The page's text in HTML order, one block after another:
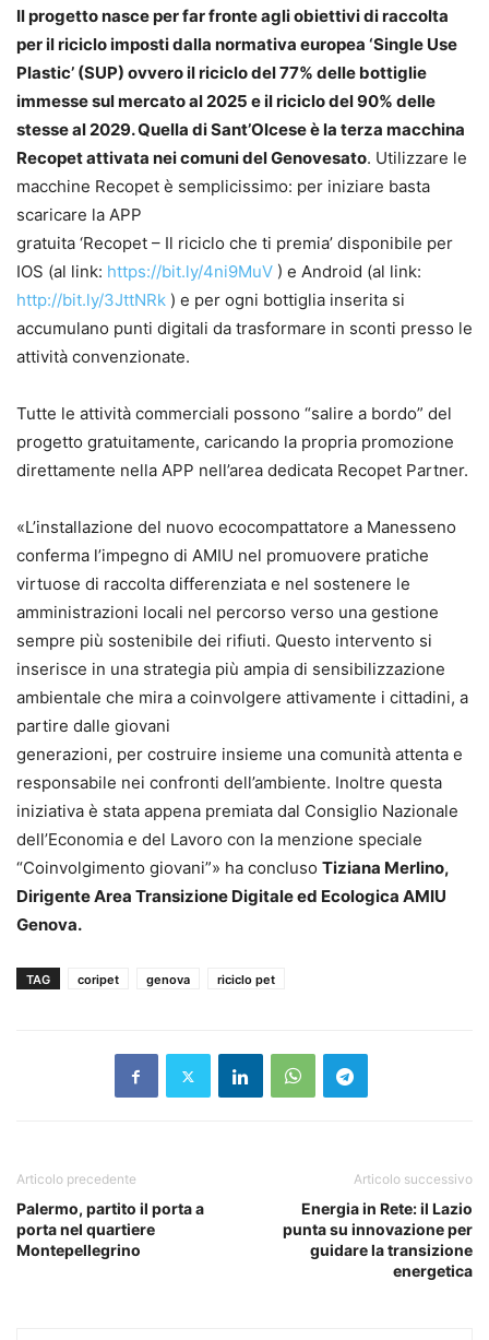
Il progetto nasce per far fronte agli obiettivi di raccolta
per il riciclo imposti dalla normativa europea ‘Single Use
Plastic’ (SUP) ovvero il riciclo del 77% delle bottiglie
immesse sul mercato al 2025 e il riciclo del 90% delle
stesse al 2029. Quella di Sant’Olcese è la terza macchina
Recopet attivata nei comuni del Genovesato. Utilizzare le
macchine Recopet è semplicissimo: per iniziare basta
scaricare la APP
gratuita ‘Recopet – Il riciclo che ti premia’ disponibile per
IOS (al link: https://bit.ly/4ni9MuV ) e Android (al link:
http://bit.ly/3JttNRk ) e per ogni bottiglia inserita si
accumulano punti digitali da trasformare in sconti presso le
attività convenzionate.
Tutte le attività commerciali possono “salire a bordo” del
progetto gratuitamente, caricando la propria promozione
direttamente nella APP nell’area dedicata Recopet Partner.
«L’installazione del nuovo ecocompattatore a Manesseno
conferma l’impegno di AMIU nel promuovere pratiche
virtuose di raccolta differenziata e nel sostenere le
amministrazioni locali nel percorso verso una gestione
sempre più sostenibile dei rifiuti. Questo intervento si
inserisce in una strategia più ampia di sensibilizzazione
ambientale che mira a coinvolgere attivamente i cittadini, a
partire dalle giovani
generazioni, per costruire insieme una comunità attenta e
responsabile nei confronti dell’ambiente. Inoltre questa
iniziativa è stata appena premiata dal Consiglio Nazionale
dell’Economia e del Lavoro con la menzione speciale
“Coinvolgimento giovani”» ha concluso Tiziana Merlino,
Dirigente Area Transizione Digitale ed Ecologica AMIU
Genova.
TAG coripet genova riciclo pet
Articolo precedente
Palermo, partito il porta a
porta nel quartiere
Montepellegrino
Articolo successivo
Energia in Rete: il Lazio
punta su innovazione per
guidare la transizione
energetica